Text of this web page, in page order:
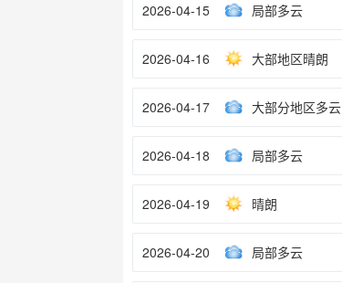
2026-04-15 局部多云
2026-04-16 大部地区晴朗
2026-04-17 大部分地区多云
2026-04-18 局部多云
2026-04-19 晴朗
2026-04-20 局部多云